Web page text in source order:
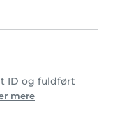
ID og fuldført
mere